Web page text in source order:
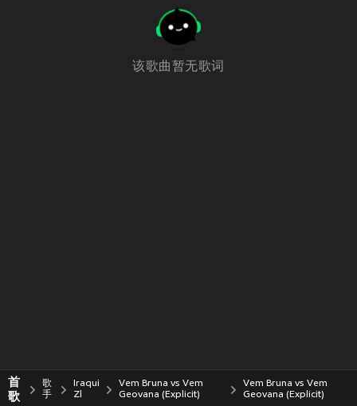
该歌曲暂无歌词
首
歌
歌
手
Iraqui
Zl
Vem Bruna vs Vem
Geovana (Explicit)
Vem Bruna vs Vem
Geovana (Explicit)